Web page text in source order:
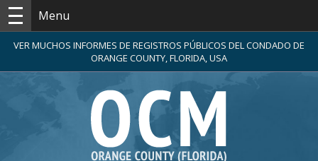
Menu
VER MUCHOS INFORMES DE REGISTROS PÚBLICOS DEL CONDADO DE
ORANGE COUNTY, FLORIDA, USA